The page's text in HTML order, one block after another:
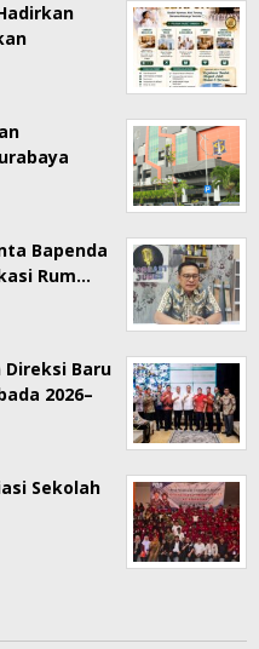
Bapenda
Rum…
Direksi Baru
2026–
Sekolah